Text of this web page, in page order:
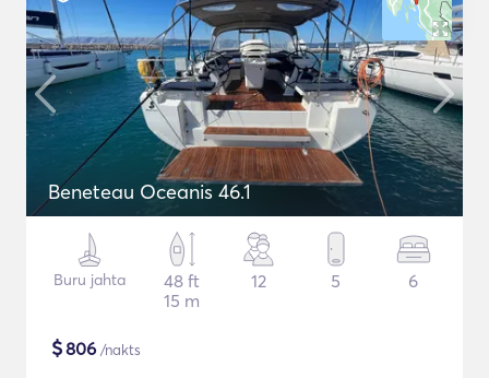
Beneteau Oceanis 46.1
Buru jahta
48 ft
15 m
12 5 6
$806 /nakts